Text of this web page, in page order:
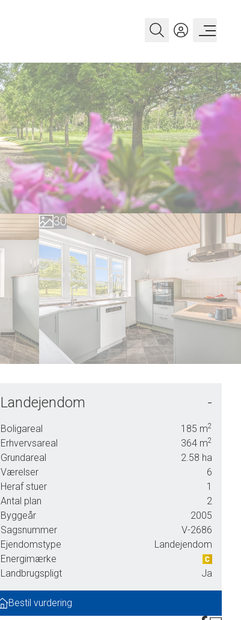
0
1
3
4
5
6
7
8
9
0
1
2
3
4
5
6
9
Landejendom -
Boligareal 185 m2
Erhvervsareal 364 m2
Grundareal 2.58 ha
Værelser
6
Heraf stuer
1
Antal plan
2
Byggeår
2005
Sagsnummer
V-2686
Ejendomstype
Landejendom
Energimærke
Landbrugspligt
Ja
Bestil vurdering